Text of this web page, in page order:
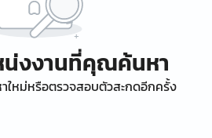
น่งงานที่คุณค้นหา
ใหม่หรือตรวจสอบตัวสะกดอีกครั้ง